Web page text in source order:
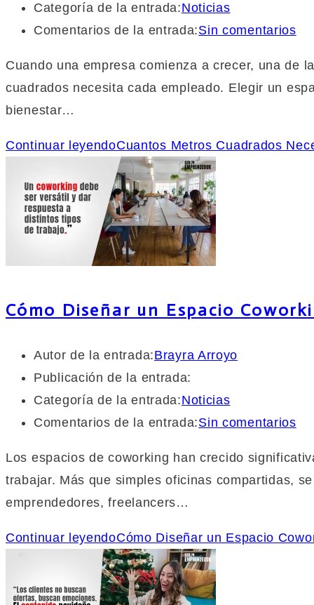
Categoría de la entrada:Noticias
Comentarios de la entrada:Sin comentarios
Cuando una empresa comienza a crecer, una de
cuadrados necesita cada empleado. Elegir un
bienestar…
Continuar leyendoCuantos Metros Cuadrados
Cómo Diseñar un Espacio
Autor de la entrada:Brayra Arroyo
Publicación de la entrada:
Categoría de la entrada:Noticias
Comentarios de la entrada:Sin comentarios
Los espacios de coworking han crecido
trabajar. Más que simples oficinas compartidas,
emprendedores, freelancers…
Continuar leyendoCómo Diseñar un Espacio